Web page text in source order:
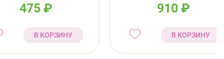
475 ₽
В КОРЗИНУ
910 ₽
В КОРЗИНУ